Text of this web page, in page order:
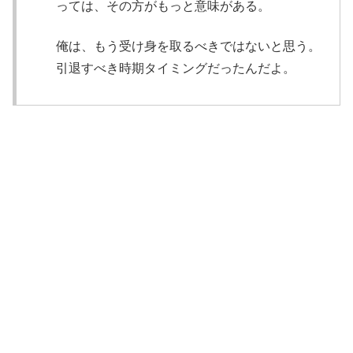
っては、その方がもっと意味がある。
俺は、もう受け身を取るべきではないと思う。
引退すべき時期タイミングだったんだよ。